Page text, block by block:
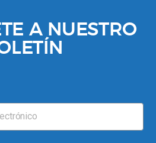
A NUESTRO